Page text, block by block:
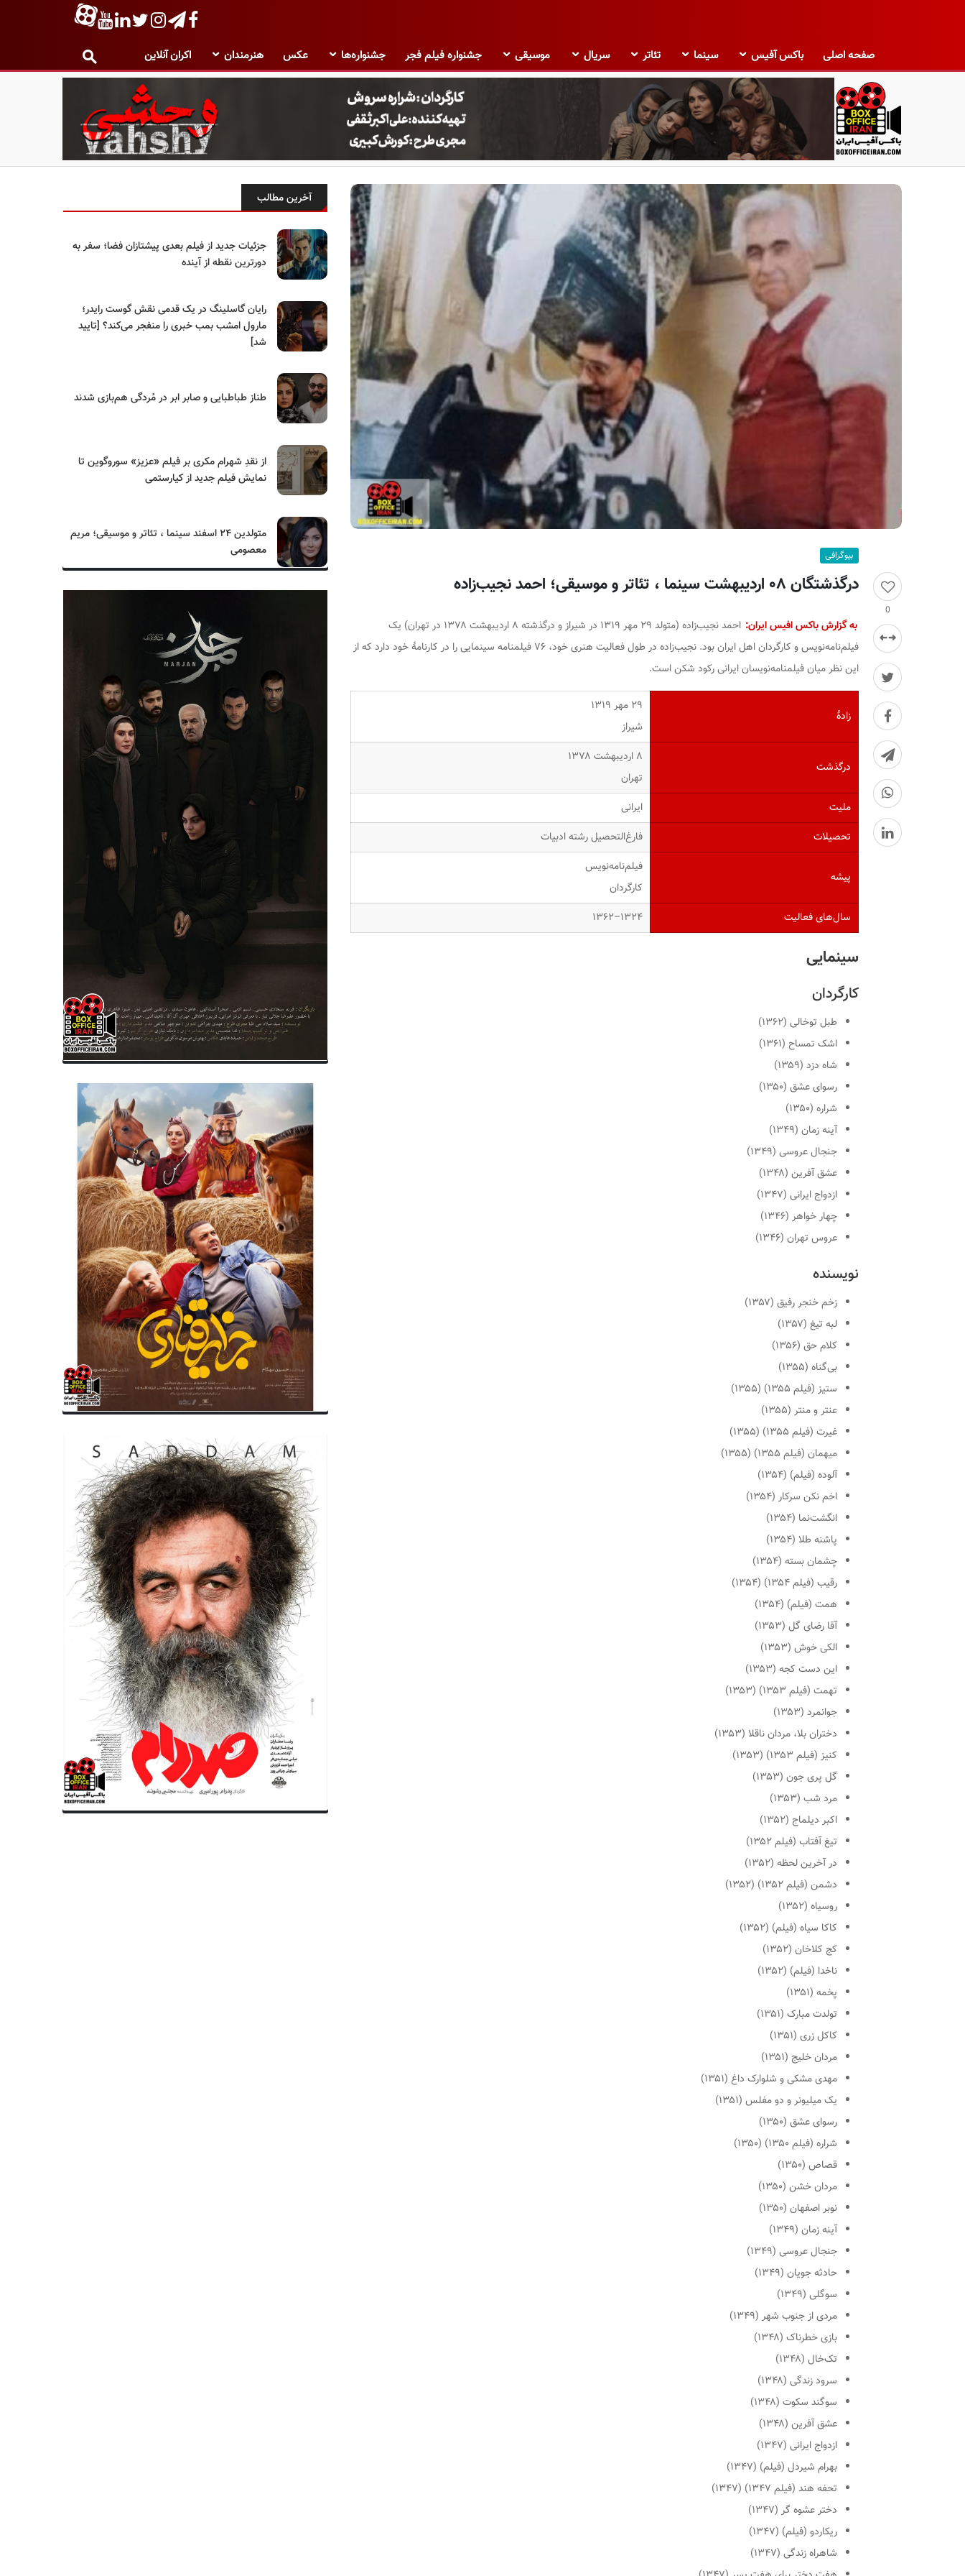
صفحه اصلی باکس آفیس سینما تئاتر سریال موسیقی جشنواره فیلم فجر جشنواره‌ها عکس هنرمندان اکران آنلاین
ب
0
بیوگرافی
درگذشتگان ۰۸ اردیبهشت سینما ، تئاتر و موسیقی؛ احمد نجیب‌زاده
به گزارش باکس افیس ایران:
احمد نجیب‌زاده (متولد ۲۹ مهر ۱۳۱۹ در شیراز و درگذشته ۸ اردیبهشت ۱۳۷۸ در تهران) یک
فیلم‌نامه‌نویس و کارگردان اهل ایران بود. نجیب‌زاده در طول فعالیت هنری خود، ۷۶ فیلمنامه سینمایی را در کارنامهٔ خود دارد که از
این نظر میان فیلمنامه‌نویسان ایرانی رکود شکن است.
زادهٔ
۲۹ مهر ۱۳۱۹
شیراز
درگذشت
۸ اردیبهشت ۱۳۷۸
تهران
ملیت
ایرانی
تحصیلات
فارغ‌التحصیل رشته ادبیات
پیشه
فیلم‌نامه‌نویس
کارگردان
سال‌های فعالیت
۱۳۲۴–۱۳۶۲
سینمایی
کارگردان
طبل توخالی (۱۳۶۲)
اشک تمساح (۱۳۶۱)
شاه دزد (۱۳۵۹)
رسوای عشق (۱۳۵۰)
شراره (۱۳۵۰)
آینه زمان (۱۳۴۹)
جنجال عروسی (۱۳۴۹)
عشق آفرین (۱۳۴۸)
ازدواج ایرانی (۱۳۴۷)
چهار خواهر (۱۳۴۶)
عروس تهران (۱۳۴۶)
نویسنده
زخم خنجر رفیق (۱۳۵۷)
لبه تیغ (۱۳۵۷)
کلام حق (۱۳۵۶)
بی‌گناه (۱۳۵۵)
ستیز (فیلم ۱۳۵۵) (۱۳۵۵)
عنتر و منتر (۱۳۵۵)
غیرت (فیلم ۱۳۵۵) (۱۳۵۵)
میهمان (فیلم ۱۳۵۵) (۱۳۵۵)
آلوده (فیلم) (۱۳۵۴)
اخم نکن سرکار (۱۳۵۴)
انگشت‌نما (۱۳۵۴)
پاشنه طلا (۱۳۵۴)
چشمان بسته (۱۳۵۴)
رقیب (فیلم ۱۳۵۴) (۱۳۵۴)
همت (فیلم) (۱۳۵۴)
آقا رضای گل (۱۳۵۳)
الکی خوش (۱۳۵۳)
این دست کجه (۱۳۵۳)
تهمت (فیلم ۱۳۵۳) (۱۳۵۳)
جوانمرد (۱۳۵۳)
دختران بلا، مردان ناقلا (۱۳۵۳)
کنیز (فیلم ۱۳۵۳) (۱۳۵۳)
گل پری جون (۱۳۵۳)
مرد شب (۱۳۵۳)
اکبر دیلماج (۱۳۵۲)
تیغ آفتاب (فیلم ۱۳۵۲)
در آخرین لحظه (۱۳۵۲)
دشمن (فیلم ۱۳۵۲) (۱۳۵۲)
روسیاه (۱۳۵۲)
کاکا سیاه (فیلم) (۱۳۵۲)
کج کلاخان (۱۳۵۲)
ناخدا (فیلم) (۱۳۵۲)
پخمه (۱۳۵۱)
تولدت مبارک (۱۳۵۱)
کاکل زری (۱۳۵۱)
مردان خلیج (۱۳۵۱)
مهدی مشکی و شلوارک داغ (۱۳۵۱)
یک میلیونر و دو مفلس (۱۳۵۱)
رسوای عشق (۱۳۵۰)
شراره (فیلم ۱۳۵۰) (۱۳۵۰)
قصاص (۱۳۵۰)
مردان خشن (۱۳۵۰)
نوبر اصفهان (۱۳۵۰)
آینه زمان (۱۳۴۹)
جنجال عروسی (۱۳۴۹)
حادثه جویان (۱۳۴۹)
سوگلی (۱۳۴۹)
مردی از جنوب شهر (۱۳۴۹)
بازی خطرناک (۱۳۴۸)
تک‌خال (۱۳۴۸)
سرود زندگی (۱۳۴۸)
سوگند سکوت (۱۳۴۸)
عشق آفرین (۱۳۴۸)
ازدواج ایرانی (۱۳۴۷)
بهرام شیردل (فیلم) (۱۳۴۷)
تحفه هند (فیلم ۱۳۴۷) (۱۳۴۷)
دختر عشوه گر (۱۳۴۷)
ریکاردو (فیلم) (۱۳۴۷)
شاهراه زندگی (۱۳۴۷)
آخرین مطالب
جزئیات جدید از فیلم بعدی پیشتازان فضا؛ سفر به
دورترین نقطه از آینده
رایان گاسلینگ در یک قدمی نقش گوست رایدر؛
مارول امشب بمب خبری را منفجر می‌کند؟ [تایید
شد]
طناز طباطبایی و صابر ابر در مُردگی هم‌بازی شدند
از نقدِ شهرام مکری بر فیلم «عزیز» سوروگوین تا
نمایش فیلم جدید از کیارستمی
متولدین ۲۴ اسفند سینما ، تئاتر و موسیقی؛ مریم
معصومی